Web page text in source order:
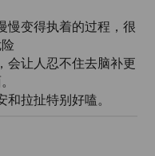
慢变得执着的过程，很
会让人忍不住去脑补更
拉扯特别好嗑。